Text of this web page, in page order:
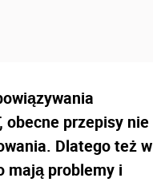
obecne przepisy nie
Dlatego też w
mają problemy i